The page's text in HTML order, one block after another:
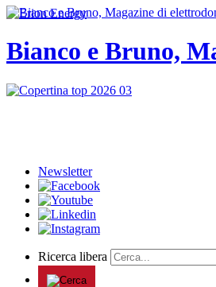
Bianco e Bruno,
Newsletter
Ricerca libera